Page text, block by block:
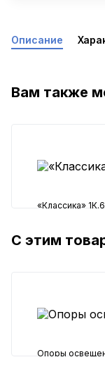
Описание
Вам также
«Классика»
1000 ₽
С этим
Опоры